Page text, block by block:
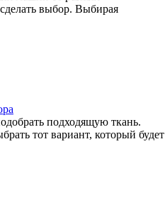
выбор. Выбирая
подходящую ткань.
тот вариант, который будет